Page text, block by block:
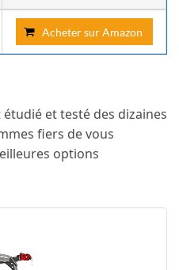
Acheter sur Amazon
et testé des dizaines
fiers de vous
options